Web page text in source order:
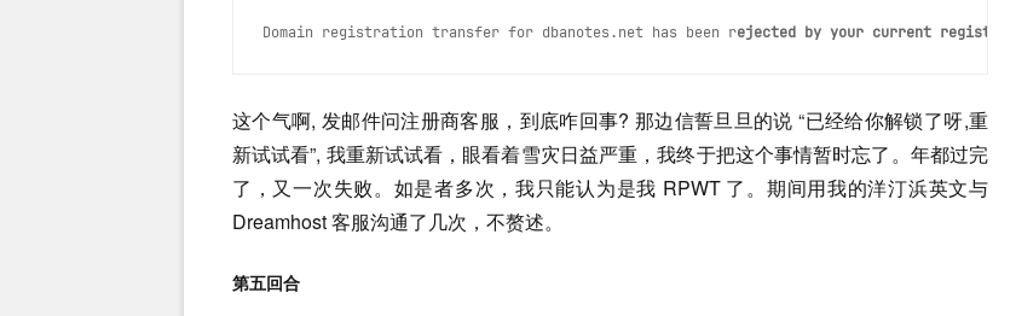
Domain registration transfer for dbanotes.net has been rejected by your current registrar!
这个气啊, 发邮件问注册商客服，到底咋回事? 那边信誓旦旦的说 “已经给你解锁了呀,重
新试试看”, 我重新试试看，眼看着雪灾日益严重，我终于把这个事情暂时忘了。年都过完
了，又一次失败。如是者多次，我只能认为是我 RPWT 了。期间用我的洋汀浜英文与
Dreamhost 客服沟通了几次，不赘述。
第五回合